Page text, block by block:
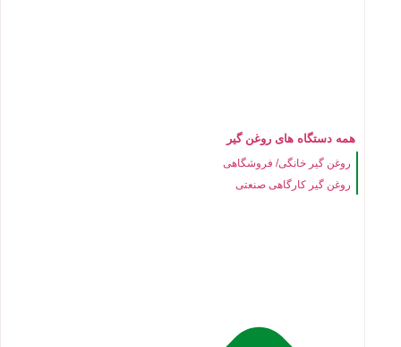
همه دستگاه های روغن گیر
روغن گیر خانگی/ فروشگاهی
روغن گیر کارگاهی صنعتی